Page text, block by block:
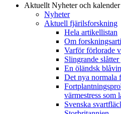
Aktuellt Nyheter och kalender
Nyheter
Aktuell fjärilsforskning
Hela artikellistan
Om
Varför förlorade
Slingrande
En öländsk
Det nya normala
värmestress som
Svenska